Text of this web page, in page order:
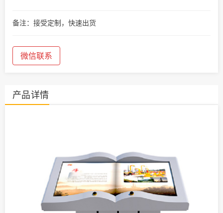
备注：接受定制，快速出货
微信联系
产品详情